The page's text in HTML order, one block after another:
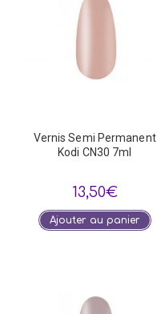
Vernis Semi Permanent
Kodi CN30 7ml
13,50€
Ajouter au panier